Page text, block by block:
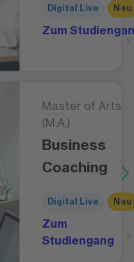
Digital Live Neu
Zum
Master of Arts
(M.A.)
Business
Coaching
Digital Live Neu
Zum
Studiengang